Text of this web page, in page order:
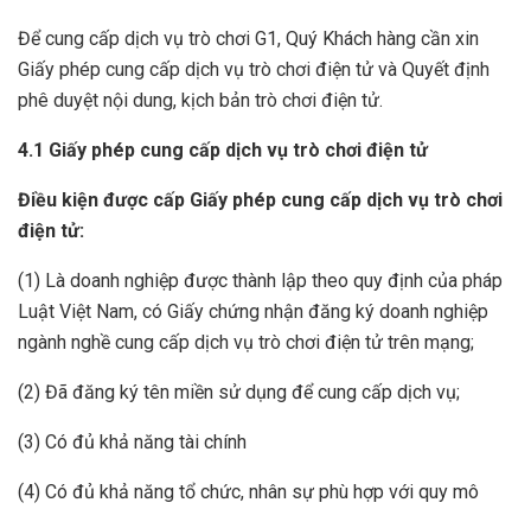
Để cung cấp dịch vụ trò chơi G1, Quý Khách hàng cần xin
Giấy phép cung cấp dịch vụ trò chơi điện tử và Quyết định
phê duyệt nội dung, kịch bản trò chơi điện tử.
4.1 Giấy phép cung cấp dịch vụ trò chơi điện tử
Điều kiện được cấp Giấy phép cung cấp dịch vụ trò chơi
điện tử:
(1) Là doanh nghiệp được thành lập theo quy định của pháp
Luật Việt Nam, có Giấy chứng nhận đăng ký doanh nghiệp
ngành nghề cung cấp dịch vụ trò chơi điện tử trên mạng;
(2) Đã đăng ký tên miền sử dụng để cung cấp dịch vụ;
(3) Có đủ khả năng tài chính
(4) Có đủ khả năng tổ chức, nhân sự phù hợp với quy mô